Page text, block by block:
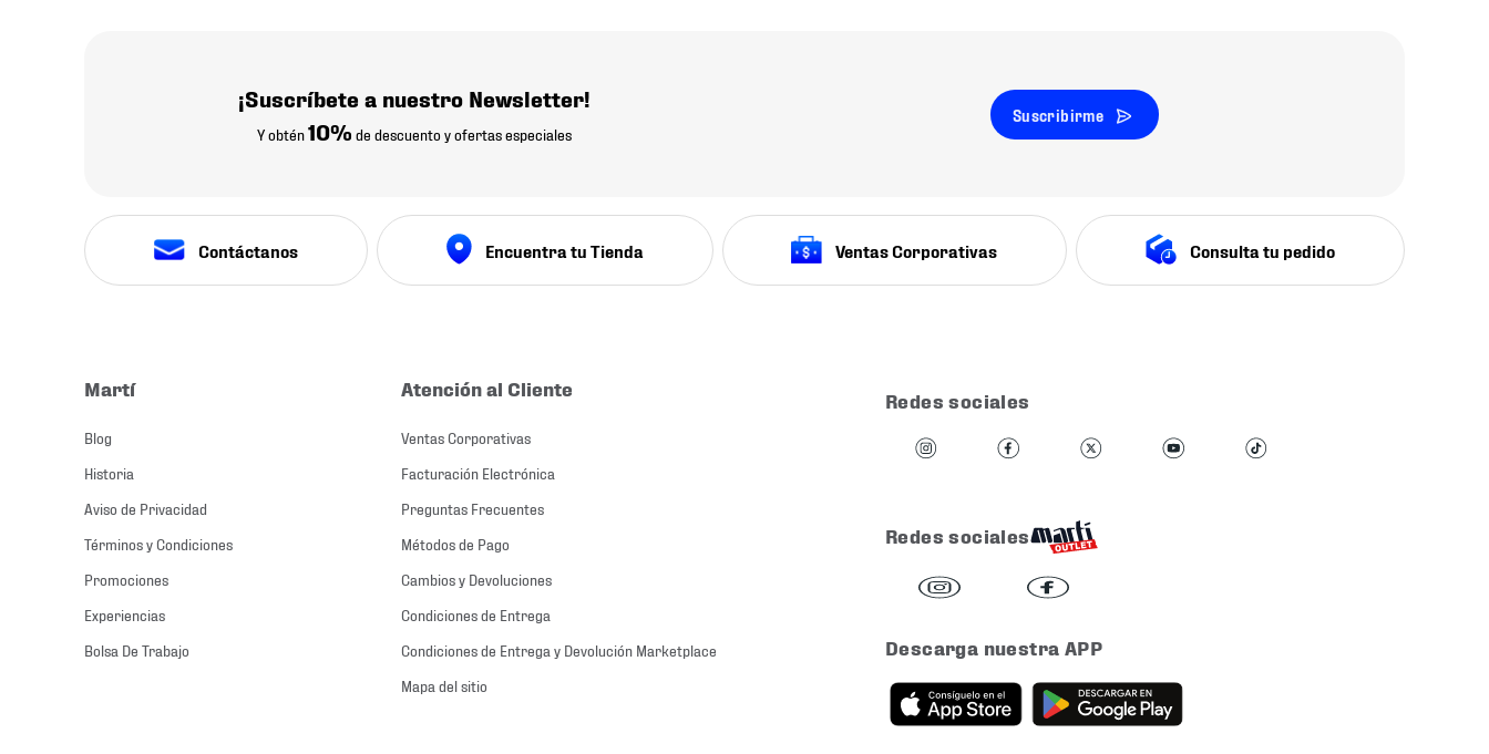
¡Suscríbete a nuestro Newsletter!
Y obtén10% de descuento y ofertas especiales
Suscribirme
Contáctanos Encuentra tu Tienda Ventas Corporativas Consulta tu pedido
Martí
Blog
Historia
Aviso de Privacidad
Términos y Condiciones
Promociones
Experiencias
Bolsa De Trabajo
Atención al Cliente
Ventas Corporativas
Facturación Electrónica
Preguntas Frecuentes
Métodos de Pago
Cambios y Devoluciones
Condiciones de Entrega
Condiciones de Entrega y Devolución Marketplace
Mapa del sitio
Redes sociales
Redes sociales
Descarga nuestra APP